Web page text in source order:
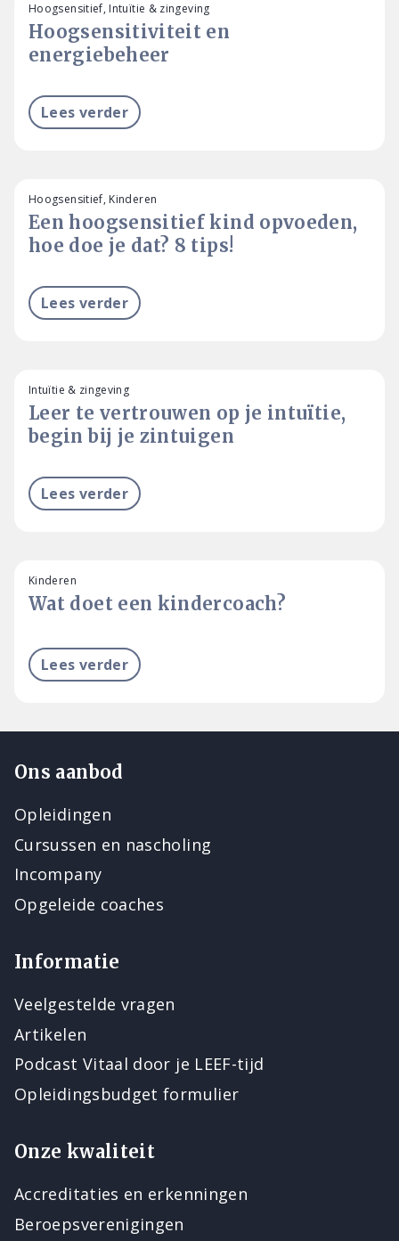
Hoogsensitiviteit en
energiebeheer
Hoogsensitief, Intuïtie & zingeving
Lees verder
Een hoogsensitief kind opvoeden,
hoe doe je dat? 8 tips!
Hoogsensitief, Kinderen
Lees verder
Leer te vertrouwen op je intuïtie,
begin bij je zintuigen
Intuïtie & zingeving
Lees verder
Wat doet een kindercoach?
Kinderen
Lees verder
Ons aanbod
Opleidingen
Cursussen en nascholing
Incompany
Opgeleide coaches
Informatie
Veelgestelde vragen
Artikelen
Podcast Vitaal door je LEEF-tijd
Opleidingsbudget formulier
Onze kwaliteit
Accreditaties en erkenningen
Beroepsverenigingen